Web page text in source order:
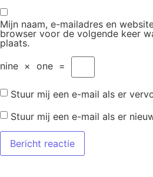
Mijn naam, e-mailadres en
browser voor de volgende keer
plaats.
nine × one =
Stuur mij een e-mail als er
Stuur mij een e-mail als er